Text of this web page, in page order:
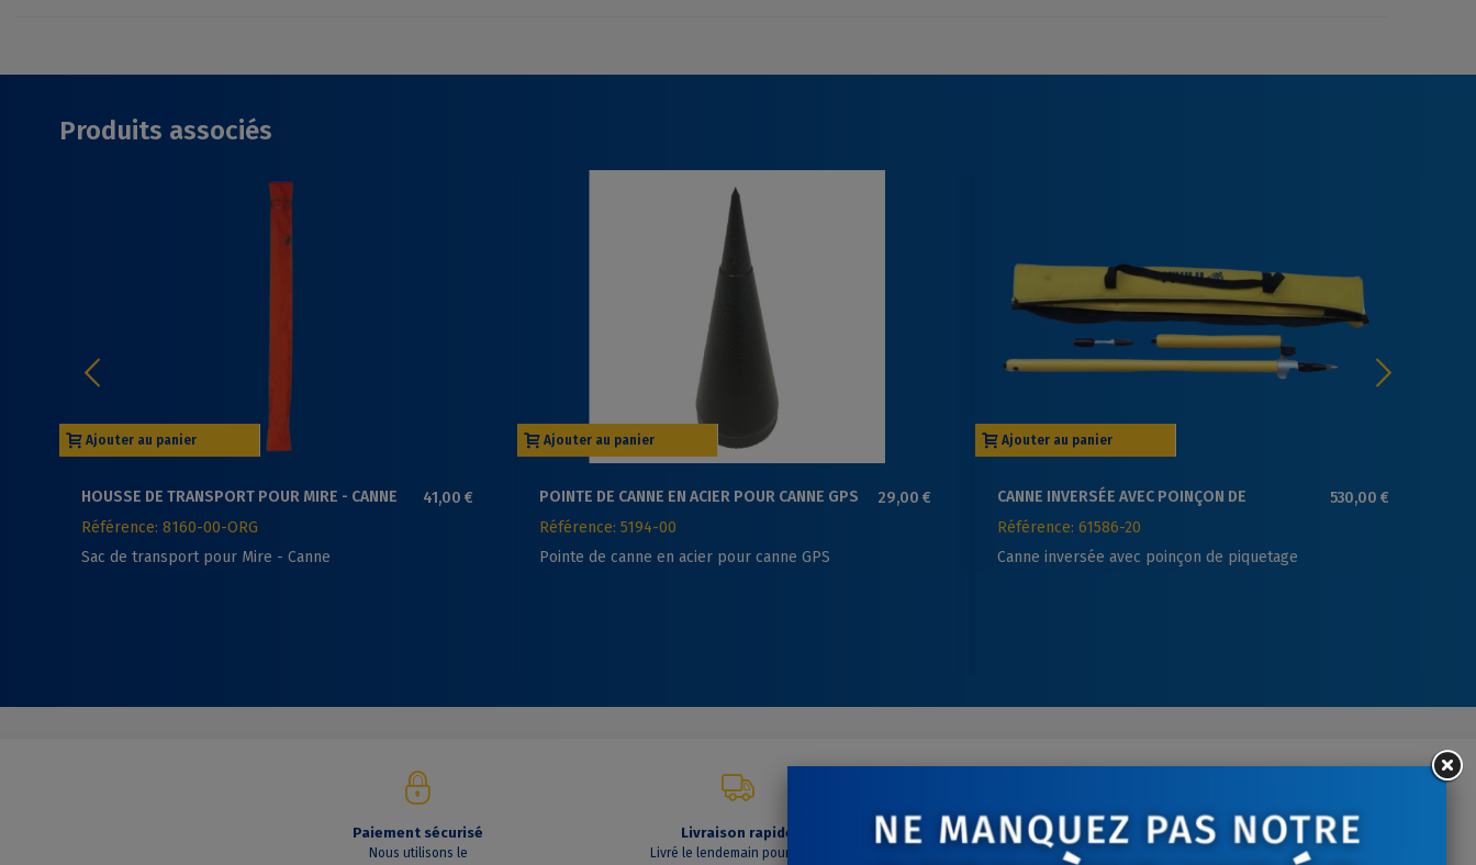
Produits associés
Ajouter au panier
HOUSSE DE TRANSPORT POUR MIRE - CANNE 41,00 €
Référence: 8160-00-ORG
Sac de transport pour Mire - Canne
Ajouter au panier
POINTE DE CANNE EN ACIER POUR CANNE GPS 29,00 €
Référence: 5194-00
Pointe de canne en acier pour canne GPS
Ajouter au panier
CANNE INVERSÉE AVEC POINÇON DE
PIQUETAGE
530,00 €
Référence: 61586-20
Canne inversée avec poinçon de piquetage
Paiement sécurisé
Nous utilisons le
Livraison rapide
Livré le lendemain pour toute
Contactez-nous
A votre écoute du lundi au